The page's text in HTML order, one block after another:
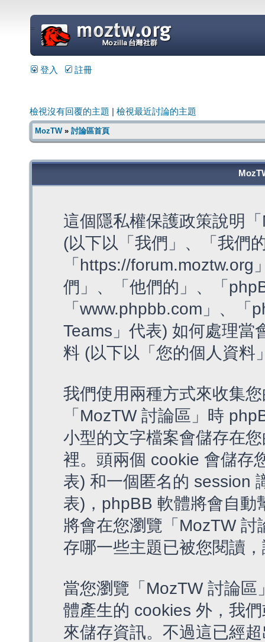
=
登入 註冊
檢視沒有回覆的主題 檢視最近討論的主題
MozTW» 討論區首頁
這個隱私權保護政策說明
(以下以「我們」、「我們
「https://
們」、「他們的」、「
「www.phpbb.com」、
Teams」代表) 如何處理當
料 (以下以「您的個人資料
我們使用兩種方式來收集
「MozTW 討論區」時
小型的文字檔案會儲存在
裡。頭兩個 cookie 會儲存
表) 和一個匿名的 session
表)，phpBB 軟體將會自動
將會在您瀏覽「MozTW
存哪一些主題已被您閱讀
當您瀏覽「MozTW 討論
體產生的 cookies 外，我
來儲存資訊。不過這已經